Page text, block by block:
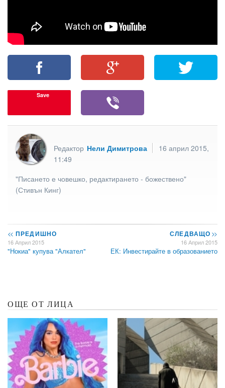
Save
Редактор Нели Димитрова
16 април 2015,
11:49
"Писането е човешко, редактирането - божествено"
(Стивън Кинг)
<< ПРЕДИШНО
16 Април 2015
"Нокиа" купува "Алкател"
СЛЕДВАЩО>>
16 Април 2015
ЕК: Инвестирайте в образованието
ОЩЕ ОТ ЛИЦА